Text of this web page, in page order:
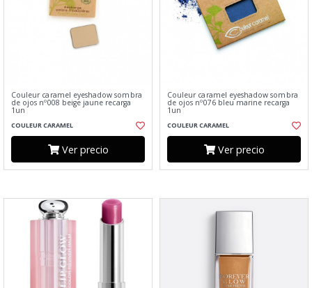
Couleur caramel eyeshadow sombra
de ojos nº008 beige jaune recarga
1un
COULEUR CARAMEL
Ver precio
Couleur caramel eyeshadow sombra
de ojos nº076 bleu marine recarga
1un
COULEUR CARAMEL
Ver precio